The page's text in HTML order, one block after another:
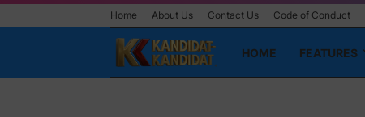
Home About Us Contact Us Code of Conduct
HOME FEATURES